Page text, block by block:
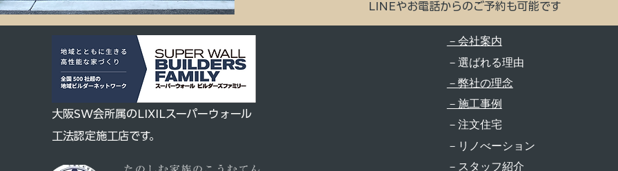
LINEやお電話からのご予約も可能です
大阪SW会所属のLIXILスーパーウォール
工法認定施工店です。
－会社案内
－選ばれる理由
－弊社の理念
－施工事例
－注文住宅
－リノべーション
－スタッフ紹介